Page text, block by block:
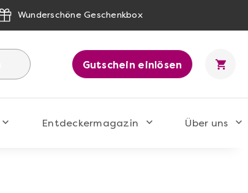
Wunderschöne Geschenkbox
Gutschein einlösen
Entdeckermagazin Über uns